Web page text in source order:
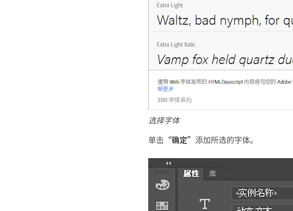
选择字体
单击 “确定” 添加所选的字体。